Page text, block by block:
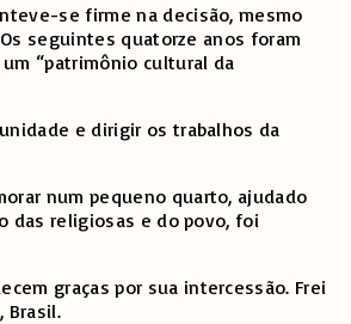
se firme na decisão, mesmo
seguintes quatorze anos foram
“patrimônio cultural da
e dirigir os trabalhos da
num pequeno quarto, ajudado
das religiosas e do povo, foi
graças por sua intercessão. Frei
Brasil.